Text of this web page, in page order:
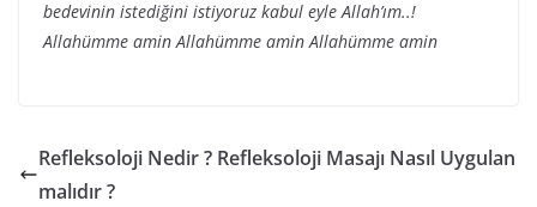
bedevinin istediğini istiyoruz kabul eyle Allah’ım..!
Allahümme amin Allahümme amin Allahümme amin
Refleksoloji Nedir ? Refleksoloji Masajı Nasıl Uygulan
malıdır ?